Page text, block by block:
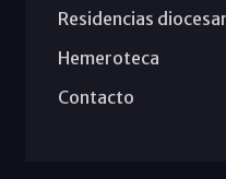
Residencias
Hemeroteca
Contacto